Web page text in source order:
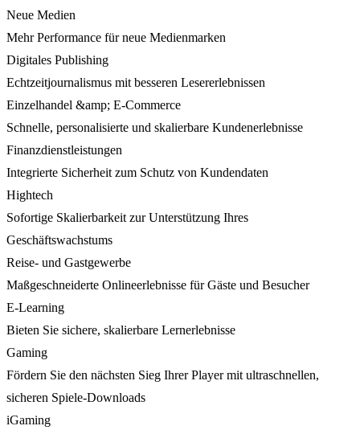
Neue Medien
Mehr Performance für neue Medienmarken
Digitales Publishing
Echtzeitjournalismus mit besseren Lesererlebnissen
Einzelhandel &amp; E-Commerce
Schnelle, personalisierte und skalierbare Kundenerlebnisse
Finanzdienstleistungen
Integrierte Sicherheit zum Schutz von Kundendaten
Hightech
Sofortige Skalierbarkeit zur Unterstützung Ihres
Geschäftswachstums
Reise- und Gastgewerbe
Maßgeschneiderte Onlineerlebnisse für Gäste und Besucher
E-Learning
Bieten Sie sichere, skalierbare Lernerlebnisse
Gaming
Fördern Sie den nächsten Sieg Ihrer Player mit ultraschnellen,
sicheren Spiele-Downloads
iGaming